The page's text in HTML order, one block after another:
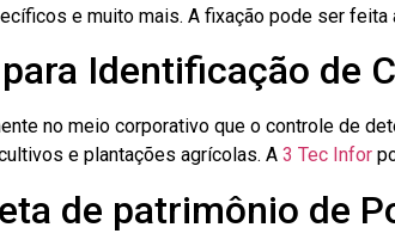
e muito mais. A fixação pode ser
Identificação de
no meio corporativo que o controle de
e plantações agrícolas. A 3 Tec Infor
de patrimônio de